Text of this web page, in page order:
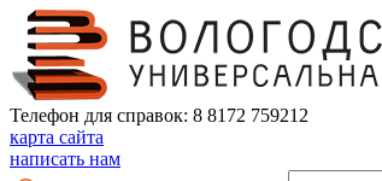
Телефон для справок: 8 8172 759212
карта сайта
написать нам